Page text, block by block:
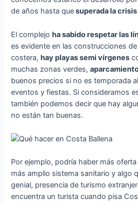
de años hasta quesuperada la
El complejoha sabido respetar las
es evidente en las construcciones de
costera,hay playas semi vírgenes
muchas zonas verdes,
buenos precios si no es temporada
eventos y fiestas. Si consideramos
también podemos decir que hay
no están tan buenas.
Por ejemplo, podría haber más
más amplio sistema sanitario y algo
genial, presencia de turismo
encuentra un turista cuando pisa